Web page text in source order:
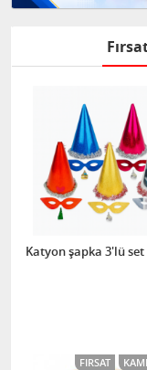
Katyon şapka 3'lü set
FIRSAT